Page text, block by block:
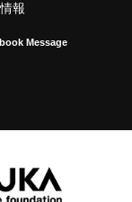
報
Message